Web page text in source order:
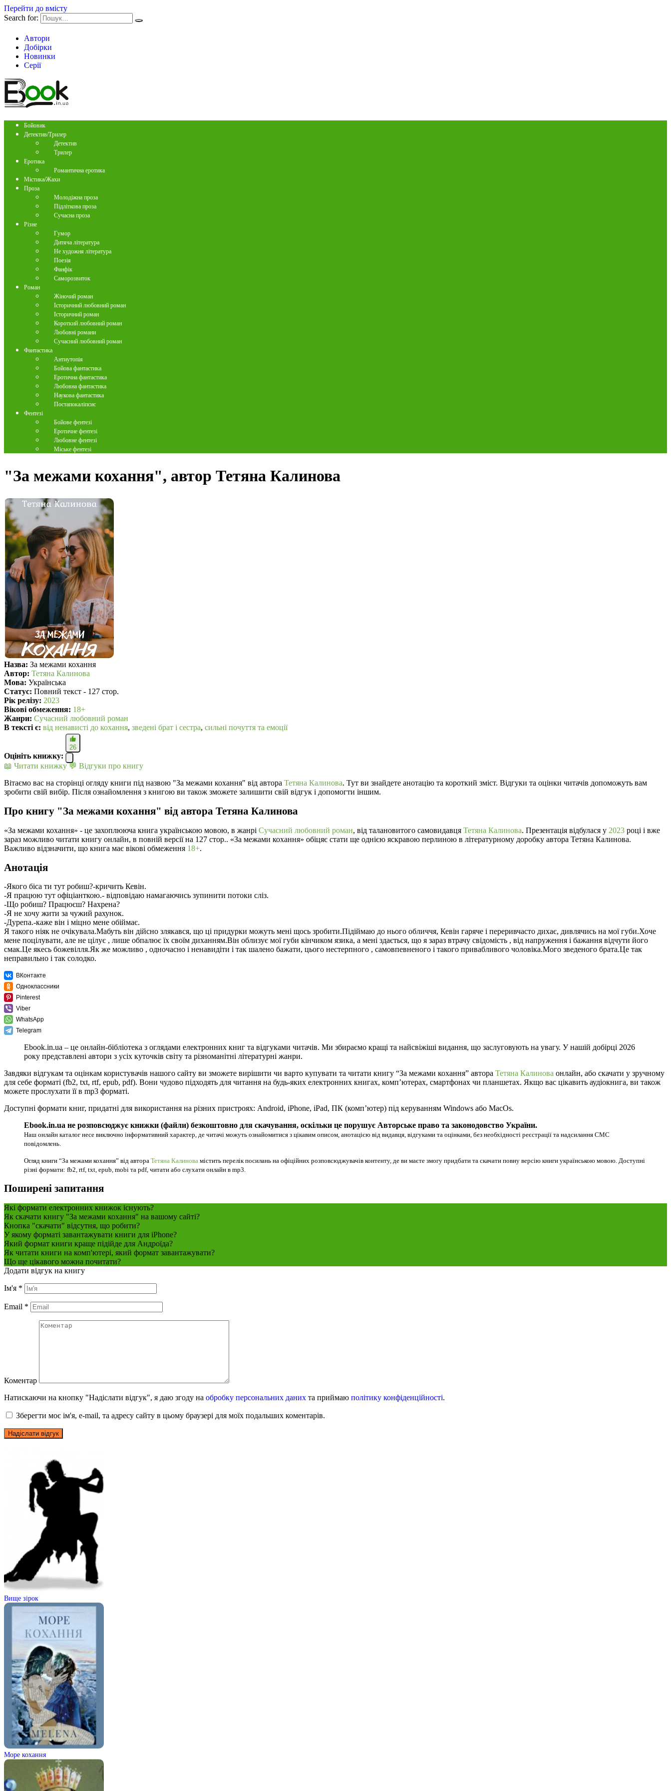
Перейти до вмісту
Search for:
Автори
Добірки
Новинки
Серії
Бойовик
Детектив/Трилер
Детектив
Трилер
Еротика
Романтична еротика
Містика/Жахи
Проза
Молодіжна проза
Підліткова проза
Сучасна проза
Різне
Гумор
Дитяча література
Не художня література
Поезія
Фанфік
Саморозвиток
Роман
Жіночий роман
Історичний любовний роман
Історичний роман
Короткий любовний роман
Любовні романи
Сучасний любовний роман
Фантастика
Антиутопія
Бойова фантастика
Еротична фантастика
Любовна фантастика
Наукова фантастика
Постапокаліпсис
Фентезі
Бойове фентезі
Еротичне фентезі
Любовне фентезі
Міське фентезі
"За межами кохання", автор Тетяна Калинова
Назва: За межами кохання
Автор: Тетяна Калинова
Мова: Українська
Статус: Повний текст - 127 стор.
Рік релізу: 2023
Вікові обмеження: 18+
Жанри: Сучасний любовний роман
В текcті є: від ненависті до кохання, зведені брат і сестра, сильні почуття та емоції
Оцініть книжку:
26
📖 Читати книжку 💬 Відгуки про книгу
Вітаємо вас на сторінці огляду книги під назвою "За межами кохання" від автора Тетяна Калинова. Тут ви знайдете анотацію та короткий зміст. Відгуки та оцінки читачів допоможуть вам
зробити свій вибір. Після ознайомлення з книгою ви також зможете залишити свій відгук і допомогти іншим.
Про книгу "За межами кохання" від автора Тетяна Калинова
«За межами кохання» - це захоплююча книга українською мовою, в жанрі Сучасний любовний роман, від талановитого самовидавця Тетяна Калинова. Презентація відбулася у 2023 році і вже
зараз можливо читати книгу онлайн, в повній версії на 127 стор.. «За межами кохання» обіцяє стати ще однією яскравою перлиною в літературному доробку автора Тетяна Калинова.
Важливо відзначити, що книга має вікові обмеження 18+.
Анотація
-Якого біса ти тут робиш?-кричить Кевін.
-Я працюю тут офіціанткою.- відповідаю намагаючись зупинити потоки сліз.
-Що робиш? Працюєш? Нахрена?
-Я не хочу жити за чужий рахунок.
-Дурепа.-каже він і міцно мене обіймає.
Я такого ніяк не очікувала.Мабуть він дійсно злякався, що ці придурки можуть мені щось зробити.Підіймаю до нього обличчя, Кевін гаряче і переривчасто дихає, дивлячись на мої губи.Хоче
мене поцілувати, але не цілує , лише обпалює їх своїм диханням.Він облизує мої губи кінчиком язика, а мені здається, що я зараз втрачу свідомість , від напруження і бажання відчути його
смак.Це якесь божевілля.Як же можливо , одночасно і ненавидіти і так шалено бажати, цього нестерпного , самовпевненого і такого привабливого чоловіка.Мого зведеного брата.Це так
неправильно і так солодко.
ВКонтакте
Одноклассники
Pinterest
Viber
WhatsApp
Telegram
Ebook.in.ua – це онлайн-бібліотека з оглядами електронних книг та відгуками читачів. Ми збираємо кращі та найсвіжіші видання, що заслуговують на увагу. У нашій добірці 2026
року представлені автори з усіх куточків світу та різноманітні літературні жанри.
Завдяки відгукам та оцінкам користувачів нашого сайту ви зможете вирішити чи варто купувати та читати книгу “За межами кохання” автора Тетяна Калинова онлайн, або скачати у зручному
для себе форматі (fb2, txt, rtf, epub, pdf). Вони чудово підходять для читання на будь-яких електронних книгах, комп’ютерах, смартфонах чи планшетах. Якщо вас цікавить аудіокнига, ви також
можете прослухати її в mp3 форматі.
Доступні формати книг, придатні для використання на різних пристроях: Android, iPhone, iPad, ПК (комп’ютер) під керуванням Windows або MacOs.
Ebook.in.ua не розповсюджує книжки (файли) безкоштовно для скачування, оскільки це порушує Авторське право та законодовство України.
Наш онлайн каталог несе виключно інформативний характер, де читачі можуть ознайомитися з цікавим описом, анотацією від видавця, відгуками та оцінками, без необхідності реєстрації та надсилання СМС
повідомлень.
Огляд книги “За межами кохання” від автора Тетяна Калинова містить перелік посилань на офіційних розповсюджувачів контенту, де ви маєте змогу придбати та скачати повну версію книги українською мовою. Доступні
різні формати: fb2, rtf, txt, epub, mobi та pdf, читати або слухати онлайн в mp3.
Поширені запитання
Які формати електронних книжок існують?
Як скачати книгу "За межами кохання" на вашому сайті?
Кнопка "скачати" відсутня, що робити?
У якому форматі завантажувати книги для iPhone?
Який формат книги краще підійде для Андроїда?
Як читати книги на комп'ютері, який формат завантажувати?
Що ще цікавого можна почитати?
Додати відгук на книгу
Ім'я *
Email *
Коментар
Натискаючи на кнопку "Надіслати відгук", я даю згоду на обробку персональних даних та приймаю політику конфіденційності.
Зберегти моє ім'я, e-mail, та адресу сайту в цьому браузері для моїх подальших коментарів.
Вище зірок
Море кохання